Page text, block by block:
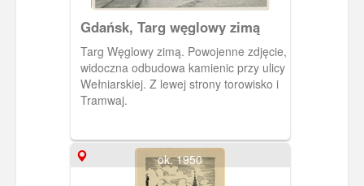
Gdańsk, Targ węglowy zimą
Targ Węglowy zimą. Powojenne zdjęcie,
widoczna odbudowa kamienic przy ulicy
Wełniarskiej. Z lewej strony torowisko i
Tramwaj.
ok. 1950